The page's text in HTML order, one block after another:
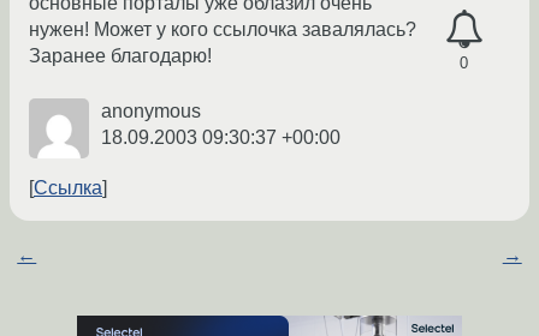
0
нужен! Может у кого ссылочка завалялась?
Заранее благодарю!
anonymous
18.09.2003 09:30:37 +00:00
Ссылка
← →